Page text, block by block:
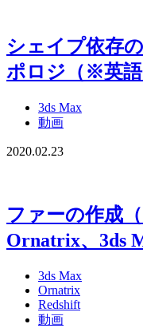
シェイプ依存
ポロジ（※英語
3ds Max
動画
2020.02.23
ファーの作成
Ornatrix、3ds
3ds Max
Ornatrix
Redshift
動画